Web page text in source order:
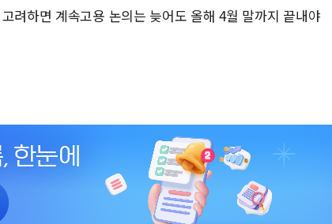
려하면 계속고용 논의는 늦어도 올해 4월 말까지 끝내야